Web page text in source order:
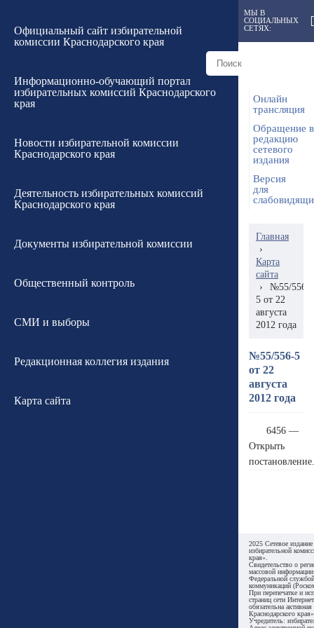
Официальный сайт избирательной
комиссии Краснодарского края
Информационно-обучающий портал
избирательных комиссий Краснодарского
края
Новости избирательной комиссии
Краснодарского края
Деятельность избирательных комиссий
Краснодарского края
Документы избирательной комиссии
Общественный контроль
СМИ и выборы
Редакционная коллегия издания
Карта сайта
МЫ В
СОЦИАЛЬНЫХ
СЕТЯХ:
Онлайн
трансляция
Обращение в
редакцию
сетевого
издания
Версия
для
Главная
›
Карта
сайта
›
№55/556-
5 от 22
августа
2012 года
№55/556-5
от 22
августа
2012 года
6456 —
Открыть
2025 Сетевое
избирательной
края».
Свидетельство о
массовой
Федеральной
коммуникаций
При перепечатке и
страниц сети Интернет
обязательна
Краснодарского
Учредитель: